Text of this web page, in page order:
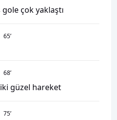
çok yaklaştı
65’
68’
güzel hareket
75’